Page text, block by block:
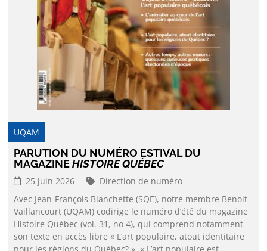
UQAM
PARUTION DU NUMÉRO ESTIVAL DU
MAGAZINEHISTOIRE QUÉBEC
25 juin 2026
Direction de numéro
Avec Jean-François Blanchette (SQE), notre membre Benoit
Vaillancourt (UQAM) codirige le numéro d’été du magazine
Histoire Québec (vol. 31, no 4), qui comprend notamment
son texte en accès libre « L’art populaire, atout identitaire